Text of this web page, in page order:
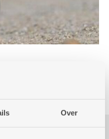
Over